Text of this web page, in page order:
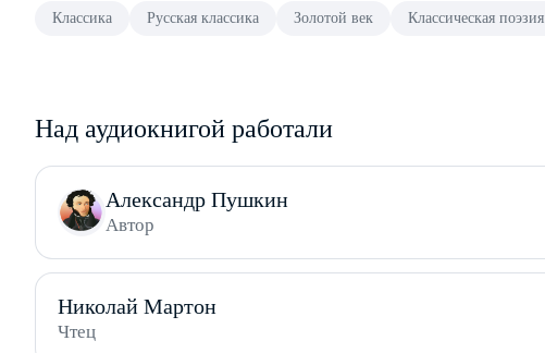
Классика Русская классика Золотой век Классическая поэзия
Над аудиокнигой работали
Александр Пушкин
Автор
Николай Мартон
Чтец